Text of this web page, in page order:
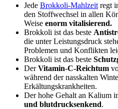
Jede Brokkoli-Mahlzeit regt
den Stoffwechsel in allen
Weise enorm vitalisierend.
Brokkoli ist das beste
die unter Leistungsdruck
Problemen und Konflikten
Brokkoli ist das beste
DerVitamin-C-Reichtum
während der nasskalten
Erkältungskrankheiten.
Der hohe Gehalt an Kalium
und blutdrucksenkend.